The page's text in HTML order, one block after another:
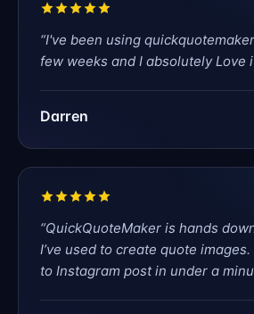
“I've been using
few weeks and I absolutely
Darren
“QuickQuoteMaker is hands
I’ve used to create quote
to Instagram post in under a